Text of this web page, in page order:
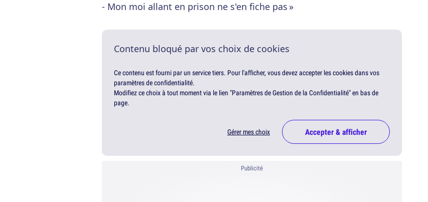
- Mon moi allant en prison ne s'en fiche pas »
Contenu bloqué par vos choix de cookies
Ce contenu est fourni par un service tiers. Pour l'afficher, vous devez accepter les cookies dans vos
paramètres de confidentialité.
Modifiez ce choix à tout moment via le lien "Paramètres de Gestion de la Confidentialité" en bas de
page.
Gérer mes choix Accepter & afficher
Publicité